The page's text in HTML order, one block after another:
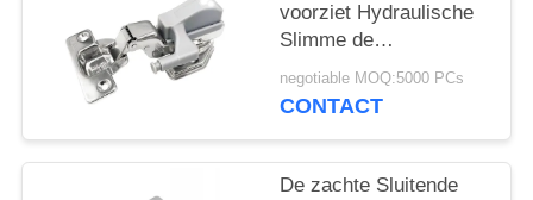
voorziet Hydraulische
Slimme de
Kastscharnieren van
een scharnier van de
negotiable MOQ:5000 PCs
CONTACT
De zachte Sluitende